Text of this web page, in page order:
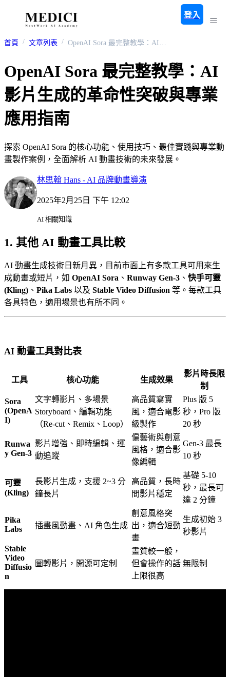
登入
首頁 文章列表 OpenAI Sora 最完整教學：AI 影片生成的革命性突破與專業應用指南
OpenAI Sora 最完整教學：AI
影片生成的革命性突破與專業
應用指南
探索 OpenAI Sora 的核心功能、使用技巧、最佳實踐與專業動
畫製作案例，全面解析 AI 動畫技術的未來發展。
林思翰 Hans - AI 品牌動畫導演
2025年2月25日 下午 12:02
AI 相關知識
1. 其他 AI 動畫工具比較
AI 動畫生成技術日新月異，目前市面上有多款工具可用來生
成動畫或短片，如 OpenAI Sora 、 Runway Gen-3 、 快手可靈
(Kling) 、 Pika Labs 以及 Stable Video Diffusion 等。每款工具
各具特色，適用場景也有所不同。
AI 動畫工具對比表
工具 核心功能 生成效果
影片時長限
制
Sora
(OpenA
I)
文字轉影片、多場景
Storyboard、編輯功能
（Re-cut、Remix、Loop）
高品質寫實
風，適合電影
級製作
Plus 版 5
秒，Pro 版
20 秒
Runwa
y Gen-3
影片增強、即時編輯、運
動追蹤
偏藝術與創意
風格，適合影
像編輯
Gen-3 最長
10 秒
可靈
(Kling)
長影片生成，支援 2~3 分
鐘長片
高品質，長時
間影片穩定
基礎 5-10
秒，最長可
達 2 分鐘
Pika
Labs
插畫風動畫、AI 角色生成
創意風格突
出，適合短動
畫
生成初始 3
秒影片
Stable
Video
Diffusio
n
圖轉影片，開源可定制
畫質較一般，
但會操作的話
上限很高
無限制